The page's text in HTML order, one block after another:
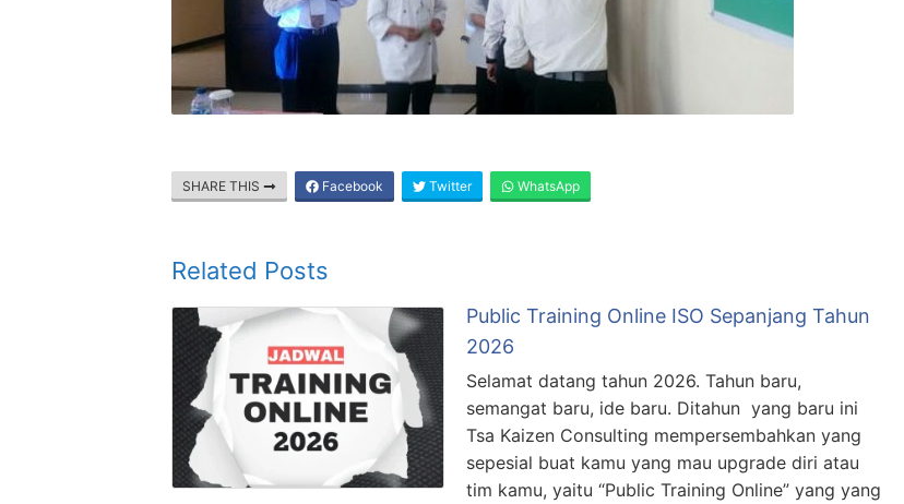
SHARE THIS Facebook Twitter WhatsApp
Related Posts
Public Training Online ISO Sepanjang Tahun
2026
Selamat datang tahun 2026. Tahun baru,
semangat baru, ide baru. Ditahun yang baru ini
Tsa Kaizen Consulting mempersembahkan yang
sepesial buat kamu yang mau upgrade diri atau
tim kamu, yaitu “Public Training Online” yang yang